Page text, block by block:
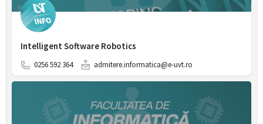
Intelligent Software Robotics
0256 592 364 admitere.informatica@e-uvt.ro